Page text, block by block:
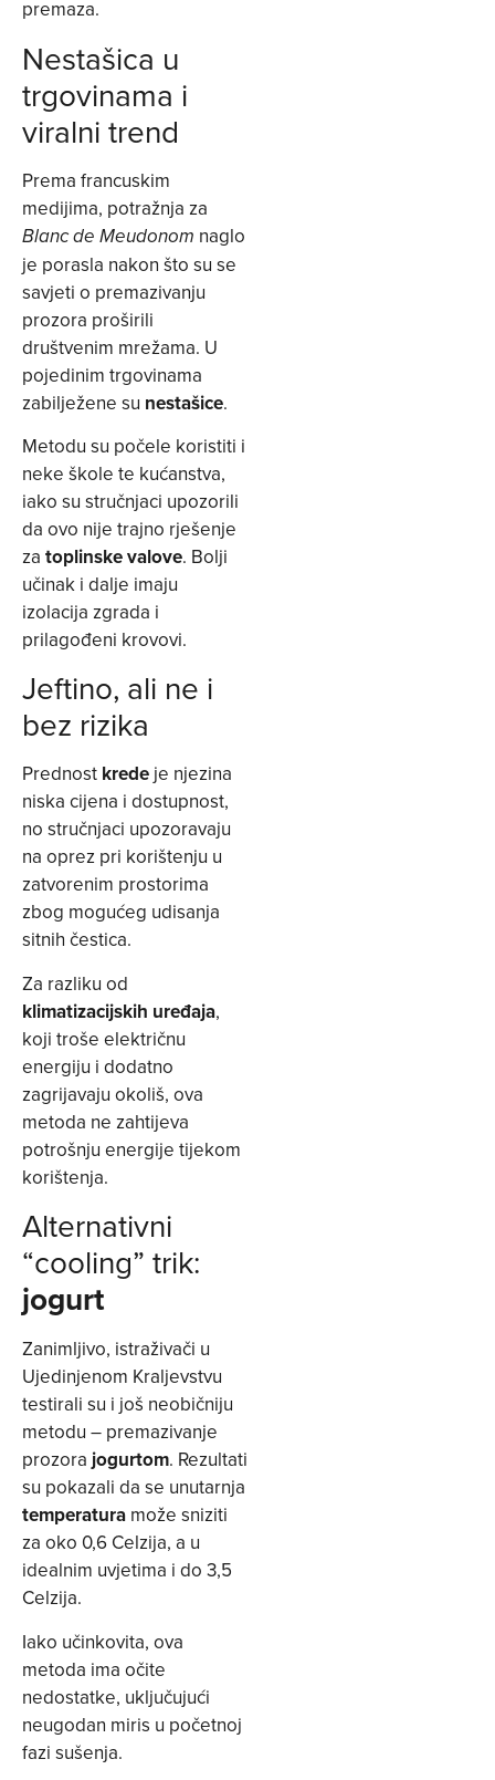
premaza.
Nestašica u
trgovinama i
viralni trend
Prema francuskim
medijima, potražnja za
Blanc de Meudonom naglo
je porasla nakon što su se
savjeti o premazivanju
prozora proširili
društvenim mrežama. U
pojedinim trgovinama
zabilježene su nestašice.
Metodu su počele koristiti i
neke škole te kućanstva,
iako su stručnjaci upozorili
da ovo nije trajno rješenje
za toplinske valove. Bolji
učinak i dalje imaju
izolacija zgrada i
prilagođeni krovovi.
Jeftino, ali ne i
bez rizika
Prednost krede je njezina
niska cijena i dostupnost,
no stručnjaci upozoravaju
na oprez pri korištenju u
zatvorenim prostorima
zbog mogućeg udisanja
sitnih čestica.
Za razliku od
klimatizacijskih uređaja,
koji troše električnu
energiju i dodatno
zagrijavaju okoliš, ova
metoda ne zahtijeva
potrošnju energije tijekom
korištenja.
Alternativni
“cooling” trik:
jogurt
Zanimljivo, istraživači u
Ujedinjenom Kraljevstvu
testirali su i još neobičniju
metodu – premazivanje
prozora jogurtom. Rezultati
su pokazali da se unutarnja
temperatura može sniziti
za oko 0,6 Celzija, a u
idealnim uvjetima i do 3,5
Celzija.
Iako učinkovita, ova
metoda ima očite
nedostatke, uključujući
neugodan miris u početnoj
fazi sušenja.